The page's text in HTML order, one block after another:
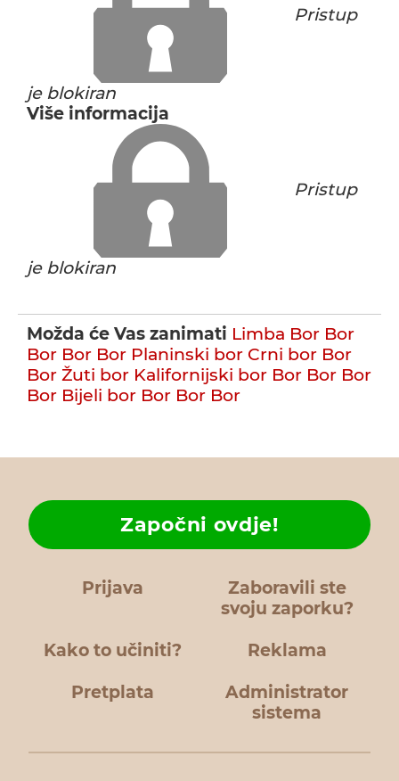
Pristup
je blokiran
Više informacija
Pristup
je blokiran
Možda će Vas zanimati Limba Bor Bor
Bor Bor Bor Planinski bor Crni bor Bor
Bor Žuti bor Kalifornijski bor Bor Bor Bor
Bor Bijeli bor Bor Bor Bor
Prijava
Zaboravili ste
svoju zaporku?
Kako to učiniti?
Započni ovdje!
Reklama
Pretplata
Administrator
sistema